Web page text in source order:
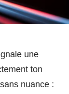
une
ton
nuance :